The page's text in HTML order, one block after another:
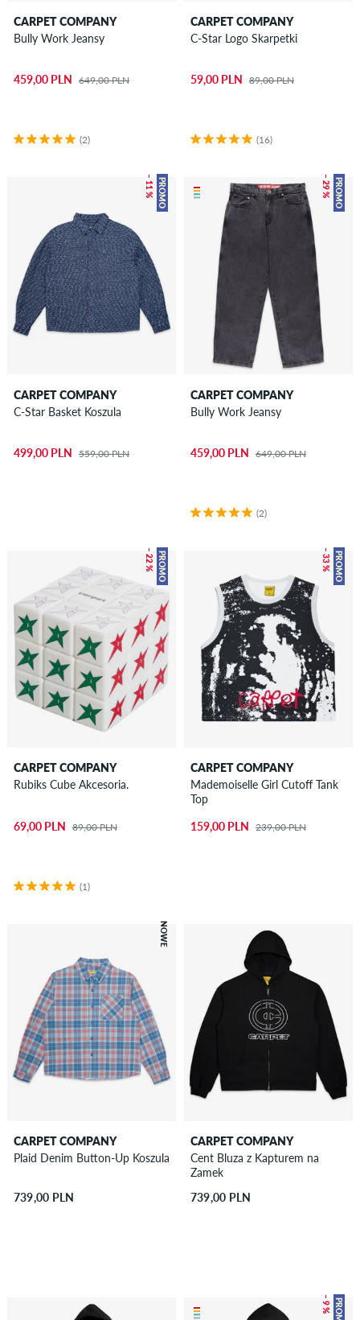
CARPET COMPANY
Bully Work Jeansy
459,00 PLN 649,00 PLN
(2)
CARPET COMPANY
C-Star Logo Skarpetki
59,00 PLN 89,00 PLN
(16)
PROMO
– 11 %
CARPET COMPANY
C-Star Basket Koszula
499,00 PLN 559,00 PLN
PROMO
– 29 %
CARPET COMPANY
Bully Work Jeansy
459,00 PLN 649,00 PLN
(2)
PROMO
– 22 %
CARPET COMPANY
Rubiks Cube Akcesoria.
69,00 PLN 89,00 PLN
(1)
PROMO
– 33 %
CARPET COMPANY
Mademoiselle Girl Cutoff Tank
Top
159,00 PLN 239,00 PLN
NOWE
CARPET COMPANY
Plaid Denim Button-Up Koszula
739,00 PLN
CARPET COMPANY
Cent Bluza z Kapturem na
Zamek
739,00 PLN
PROMO
– 9 %